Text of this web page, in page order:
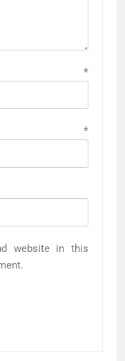
*
*
website in this